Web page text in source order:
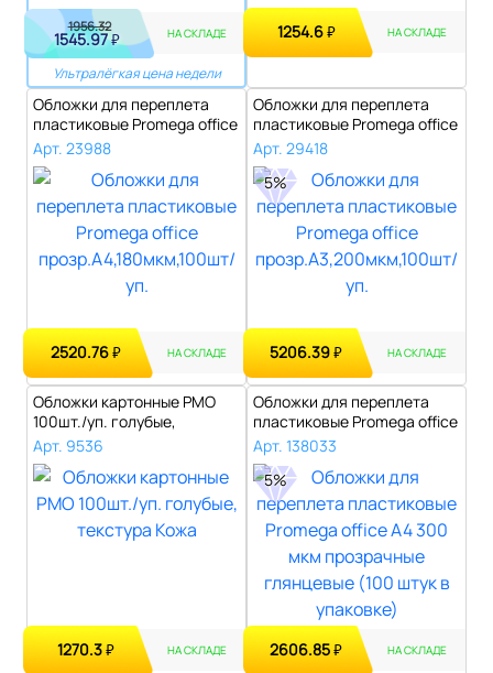
1956.32
1545.97₽ НА СКЛАДЕ
Ультралёгкая цена недели
1254.6₽ НА СКЛАДЕ
Обложки для переплета
пластиковые Promega office
прозр...
Арт. 23988
2520.76₽ НА СКЛАДЕ
Обложки для переплета
пластиковые Promega office
прозр...
Арт. 29418
5%
5206.39₽ НА СКЛАДЕ
Обложки картонные PMO
100шт./уп. голубые,
текстура Кожа..
Арт. 9536
1270.3₽ НА СКЛАДЕ
Обложки для переплета
пластиковые Promega office
А4 300..
Арт. 138033
5%
2606.85₽ НА СКЛАДЕ